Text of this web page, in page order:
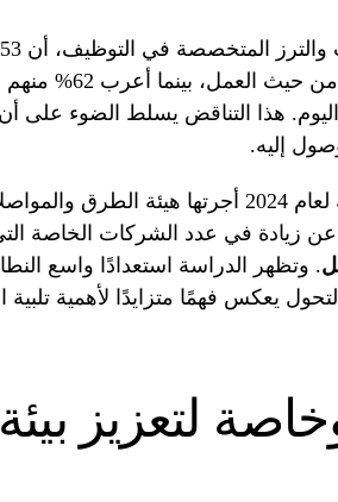
الموظفين يعتبرون أيام الاثنين الأكثر قيمة من حيث
هذا التناقض يسلط الضوء على
إليه.
بالإضافة إلى ذلك، كشفت دراسة مشتركة لعام 2024 أجرتها هيئة
عن زيادة في عدد الشركات الخاصة
. وتظهر الدراسة استعدادًا واسع
يعكس فهمًا متزايدًا لأهمية تلبية
لتعزيز بيئة